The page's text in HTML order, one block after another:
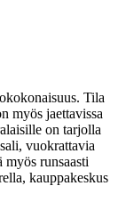
Tila
myös jaettavissa
on tarjolla
vuokrattavia
runsaasti
kauppakeskus